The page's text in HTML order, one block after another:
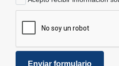
Enviar formulario